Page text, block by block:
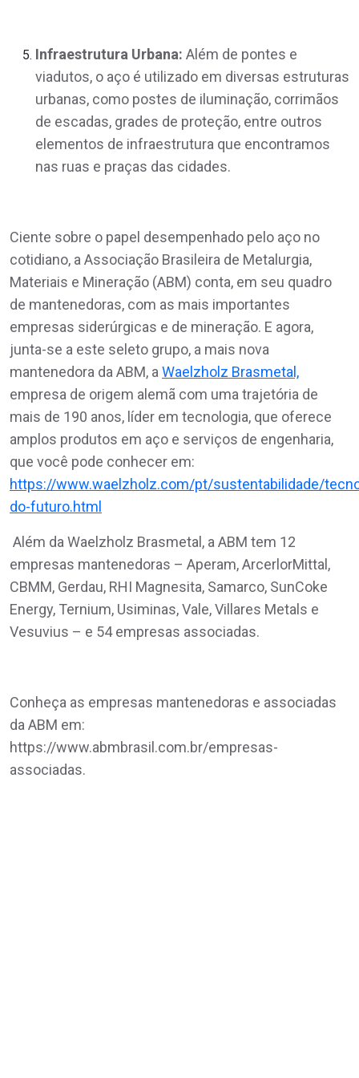
Infraestrutura Urbana: Além de pontes e
viadutos, o aço é utilizado em diversas estruturas
urbanas, como postes de iluminação, corrimãos
de escadas, grades de proteção, entre outros
elementos de infraestrutura que encontramos
nas ruas e praças das cidades.
Ciente sobre o papel desempenhado pelo aço no
cotidiano, a Associação Brasileira de Metalurgia,
Materiais e Mineração (ABM) conta, em seu quadro
de mantenedoras, com as mais importantes
empresas siderúrgicas e de mineração. E agora,
junta-se a este seleto grupo, a mais nova
mantenedora da ABM, a Waelzholz Brasmetal,
empresa de origem alemã com uma trajetória de
mais de 190 anos, líder em tecnologia, que oferece
amplos produtos em aço e serviços de engenharia,
que você pode conhecer em:
https://www.waelzholz.com/pt/sustentabilidade/
do-futuro.html
Além da Waelzholz Brasmetal, a ABM tem 12
empresas mantenedoras – Aperam, ArcerlorMittal,
CBMM, Gerdau, RHI Magnesita, Samarco, SunCoke
Energy, Ternium, Usiminas, Vale, Villares Metals e
Vesuvius – e 54 empresas associadas.
Conheça as empresas mantenedoras e associadas
da ABM em:
https://www.abmbrasil.com.br/empresas-
associadas.